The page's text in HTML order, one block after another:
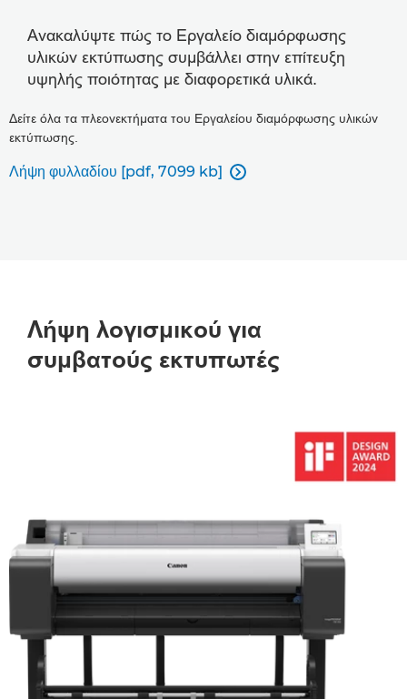
Ανακαλύψτε πώς το Εργαλείο διαμόρφωσης
υλικών εκτύπωσης συμβάλλει στην επίτευξη
υψηλής ποιότητας με διαφορετικά υλικά.
Δείτε όλα τα πλεονεκτήματα του Εργαλείου διαμόρφωσης υλικών
εκτύπωσης.
Λήψη φυλλαδίου [pdf, 7099 kb]

Λήψη λογισμικού για
συμβατούς εκτυπωτές